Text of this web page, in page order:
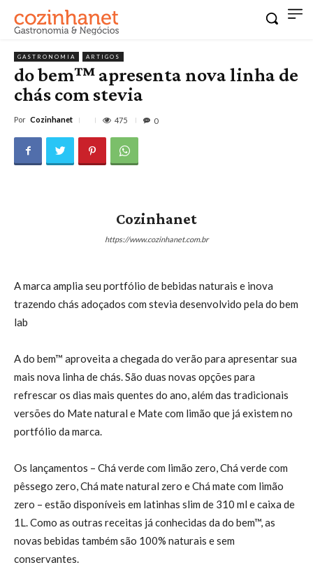
GASTRONOMIA ARTIGOS
do bem™ apresenta nova linha de
chás com stevia
Por Cozinhanet 475 0
Cozinhanet
https://www.cozinhanet.com.br
A marca amplia seu portfólio de bebidas naturais e inova
trazendo chás adoçados com stevia desenvolvido pela do bem
lab
A do bem™ aproveita a chegada do verão para apresentar sua
mais nova linha de chás. São duas novas opções para
refrescar os dias mais quentes do ano, além das tradicionais
versões do Mate natural e Mate com limão que já existem no
portfólio da marca.
Os lançamentos – Chá verde com limão zero, Chá verde com
pêssego zero, Chá mate natural zero e Chá mate com limão
zero – estão disponíveis em latinhas slim de 310 ml e caixa de
1L. Como as outras receitas já conhecidas da do bem™, as
novas bebidas também são 100% naturais e sem
conservantes.